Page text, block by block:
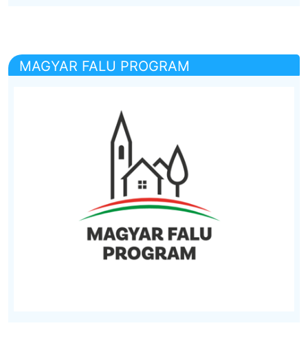
MAGYAR FALU PROGRAM